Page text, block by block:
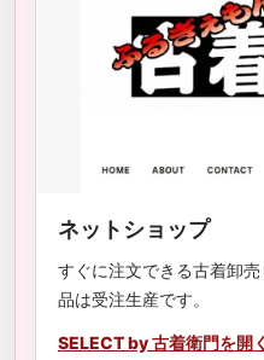
ネットショップ
すぐに注文できる古着卸
品は受注生産です。
SELECT by 古着衛門を開く